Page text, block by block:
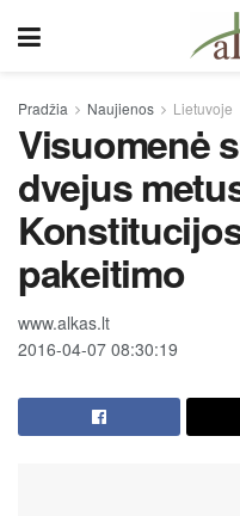
Pradžia Naujienos Lietuvoje
Visuomenė
dvejus
pakeitimo
www.alkas.lt
2016-04-07 08:30:19